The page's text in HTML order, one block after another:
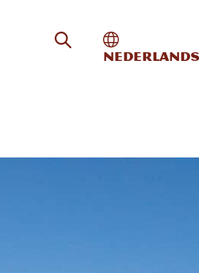
Zoeken op de site
Nederlands